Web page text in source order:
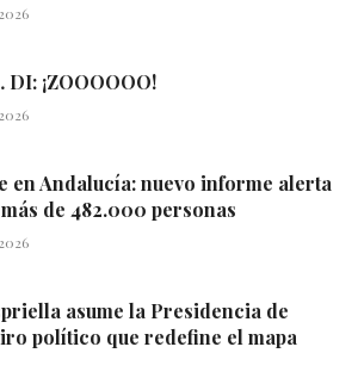
¡ZOOOOOO!
en Andalucía: nuevo informe alerta
de 482.000 personas
asume la Presidencia de
político que redefine el mapa